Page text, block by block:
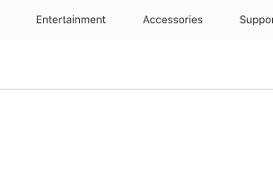
Entertainment Accessories